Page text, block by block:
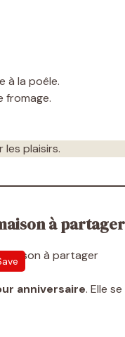
à la poêle.
fromage.
plaisirs.
à partager
anniversaire. Elle